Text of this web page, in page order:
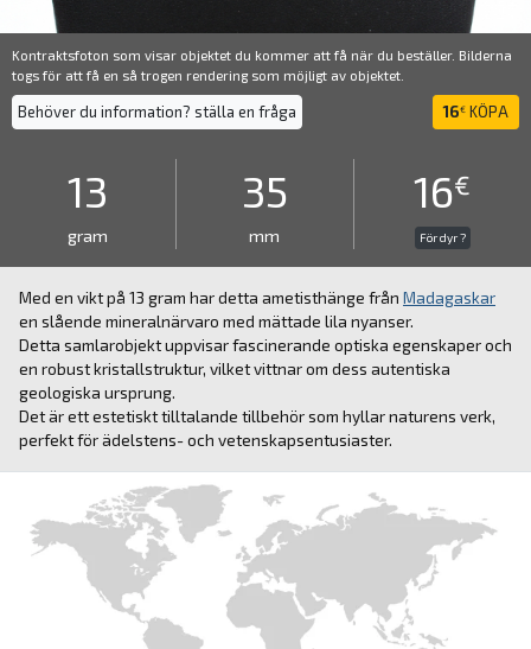
Kontraktsfoton som visar objektet du kommer att få när du beställer. Bilderna
togs för att få en så trogen rendering som möjligt av objektet.
Behöver du information? ställa en fråga 16€ KÖPA
13
gram
35
mm
16€
För dyr ?
Med en vikt på 13 gram har detta ametisthänge från Madagaskar
en slående mineralnärvaro med mättade lila nyanser.
Detta samlarobjekt uppvisar fascinerande optiska egenskaper och
en robust kristallstruktur, vilket vittnar om dess autentiska
geologiska ursprung.
Det är ett estetiskt tilltalande tillbehör som hyllar naturens verk,
perfekt för ädelstens- och vetenskapsentusiaster.